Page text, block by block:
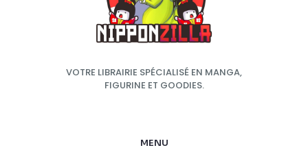
VOTRE LIBRAIRIE SPÉCIALISÉ EN MANGA,
FIGURINE ET GOODIES.
MENU